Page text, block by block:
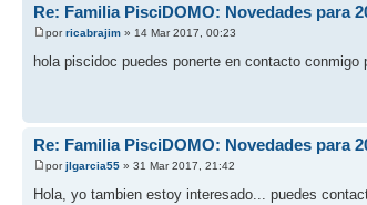
Re: Familia PisciDOMO: Novedades para
porricabrajim » 14 Mar 2017, 00:23
hola piscidoc puedes ponerte en contacto
Re: Familia PisciDOMO: Novedades para
porjlgarcia55 » 31 Mar 2017, 21:42
Hola, yo tambien estoy interesado... puedes